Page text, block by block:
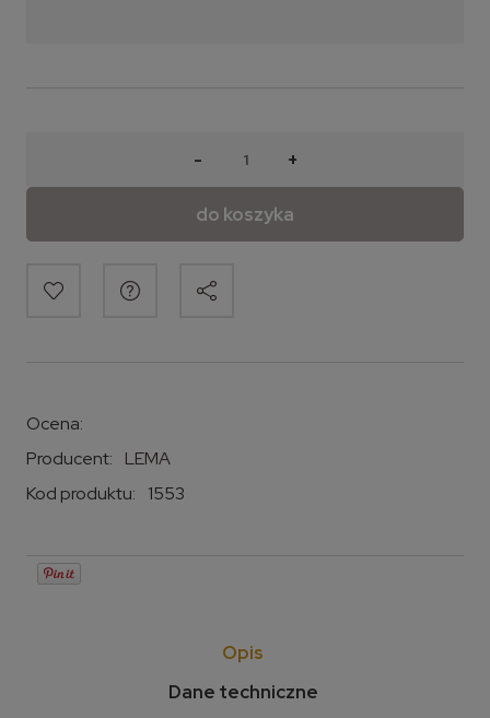
- +
do koszyka
Ocena:
Producent:
LEMA
Kod produktu:
1553
Opis
Dane techniczne